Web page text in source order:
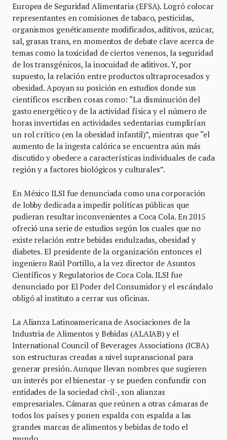
Europea de Seguridad Alimentaria (EFSA). Logró colocar
representantes en comisiones de tabaco, pesticidas,
organismos genéticamente modificados, aditivos, azúcar,
sal, grasas trans, en momentos de debate clave acerca de
temas como la toxicidad de ciertos venenos, la seguridad
de los transgénicos, la inocuidad de aditivos. Y, por
supuesto, la relación entre productos ultraprocesados y
obesidad. Apoyan su posición en estudios donde sus
científicos escriben cosas como: “La disminución del
gasto energético y de la actividad física y el número de
horas invertidas en actividades sedentarias cumplirían
un rol crítico (en la obesidad infantil)”, mientras que “el
aumento de la ingesta calórica se encuentra aún más
discutido y obedece a características individuales de cada
región y a factores biológicos y culturales”.
En México ILSI fue denunciada como una corporación
de lobby dedicada a impedir políticas públicas que
pudieran resultar inconvenientes a Coca Cola. En 2015
ofreció una serie de estudios según los cuales que no
existe relación entre bebidas endulzadas, obesidad y
diabetes. El presidente de la organización entonces el
ingeniero Raúl Portillo, a la vez director de Asuntos
Científicos y Regulatorios de Coca Cola. ILSI fue
denunciado por El Poder del Consumidor y el escándalo
obligó al instituto a cerrar sus oficinas.
La Alianza Latinoamericana de Asociaciones de la
Industria de Alimentos y Bebidas (ALAIAB) y el
International Council of Beverages Associations (ICBA)
son estructuras creadas a nivel supranacional para
generar presión. Aunque llevan nombres que sugieren
un interés por el bienestar -y se pueden confundir con
entidades de la sociedad civil-, son alianzas
empresariales. Cámaras que reúnen a otras cámaras de
todos los países y ponen espalda con espalda a las
grandes marcas de alimentos y bebidas de todo el